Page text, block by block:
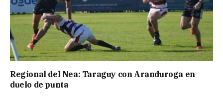
Regional del Nea: Taraguy con Aranduroga en
duelo de punta